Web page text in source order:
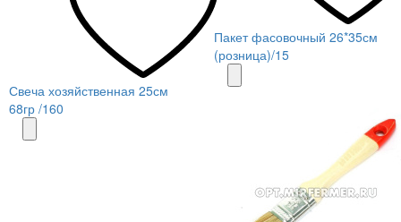
Свеча хозяйственная 25см
68гр /160
Пакет фасовочный 26*35см
(розница)/15